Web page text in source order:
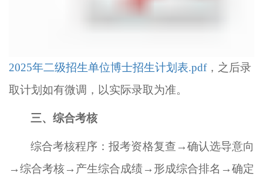
2025年二级招生单位博士招生计划表.pdf， 之后录
取计划如有微调，以实际录取为准。
三、综合考核
综合考核程序：报考资格复查 →确认选导意向
→综合考核→产生综合成绩→形成综合排名→确定